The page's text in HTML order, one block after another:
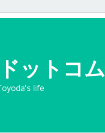
ットコム
life